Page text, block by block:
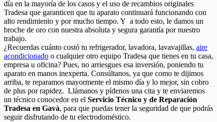
día en la mayoría de los casos y el uso de recambios originales
Tradesa que garanticen que tu aparato continuará funcionando con
alto rendimiento y por mucho tiempo. Y a todo esto, le damos un
broche de oro con nuestra absoluta y segura garantía por nuestro
trabajo.
¿Recuerdas cuánto costó tu refrigerador, lavadora, lavavajillas, aire
acondicionado o cualquier otro equipo Tradesa que tienes en tu casa,
empresa u oficina? Pues, no arriesgues esa inversión, poniendo tu
aparato en manos inexperta. Consúltanos, ya que como te dijimos
arriba, te reparamos mayormente el mismo día y lo mejor, sin cobro
de plus por rapidez. Llámanos y pídenos una cita y te enviaremos
un técnico conocedor en el Servicio Técnico y de Reparación
Tradesa en Gavà, para que puedas tener la seguridad de que podrás
seguir disfrutando de tu electrodoméstico.